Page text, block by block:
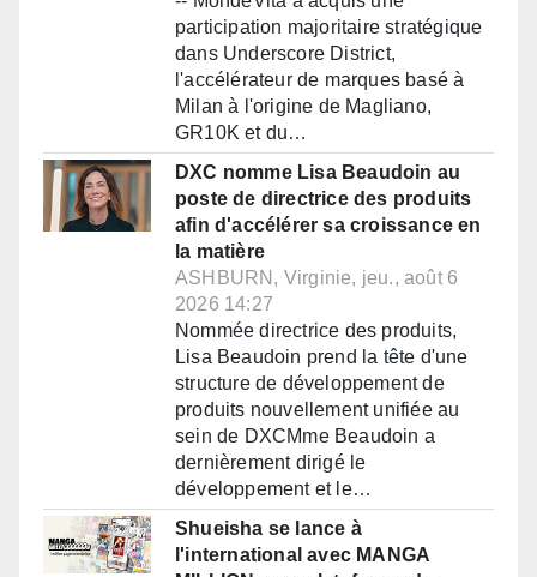
participation majoritaire stratégique
dans Underscore District,
l'accélérateur de marques basé à
Milan à l'origine de Magliano,
GR10K et du…
DXC nomme Lisa Beaudoin au
poste de directrice des produits
afin d'accélérer sa croissance en
la matière
ASHBURN, Virginie, jeu., août 6
2026 14:27
Nommée directrice des produits,
Lisa Beaudoin prend la tête d'une
structure de développement de
produits nouvellement unifiée au
sein de DXCMme Beaudoin a
dernièrement dirigé le
développement et le…
Shueisha se lance à
l'international avec MANGA